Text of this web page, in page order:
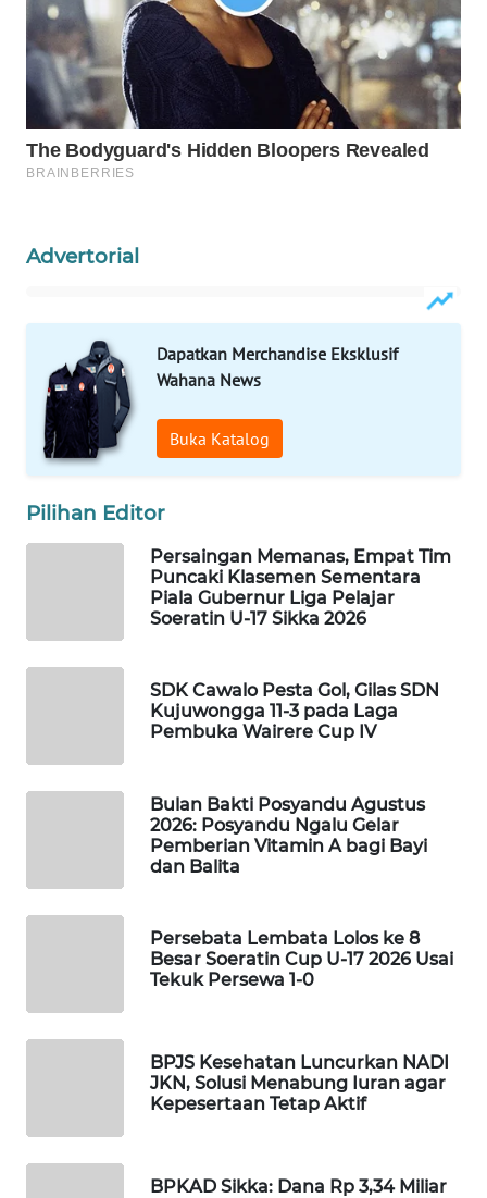
Advertorial
Dapatkan Merchandise Eksklusif
Wahana News
Buka Katalog
Pilihan Editor
Persaingan Memanas, Empat Tim
Puncaki Klasemen Sementara
Piala Gubernur Liga Pelajar
Soeratin U-17 Sikka 2026
SDK Cawalo Pesta Gol, Gilas SDN
Kujuwongga 11-3 pada Laga
Pembuka Wairere Cup IV
Bulan Bakti Posyandu Agustus
2026: Posyandu Ngalu Gelar
Pemberian Vitamin A bagi Bayi
dan Balita
Persebata Lembata Lolos ke 8
Besar Soeratin Cup U-17 2026 Usai
Tekuk Persewa 1-0
BPJS Kesehatan Luncurkan NADI
JKN, Solusi Menabung Iuran agar
Kepesertaan Tetap Aktif
BPKAD Sikka: Dana Rp 3,34 Miliar
WAHANA
SELEB
WAHANA
PERSONA
WAHANA
DESA
WISATA
LAPAK
Wahana
LISTRIK
ID
WATCH
LPKKI